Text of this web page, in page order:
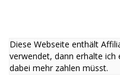
Diese Webseite enthält
verwendet, dann erhalte ich
dabei mehr zahlen müsst.